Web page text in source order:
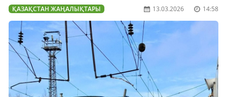
ҚАЗАҚСТАН ЖАҢАЛЫҚТАРЫ 13.03.2026 14:58